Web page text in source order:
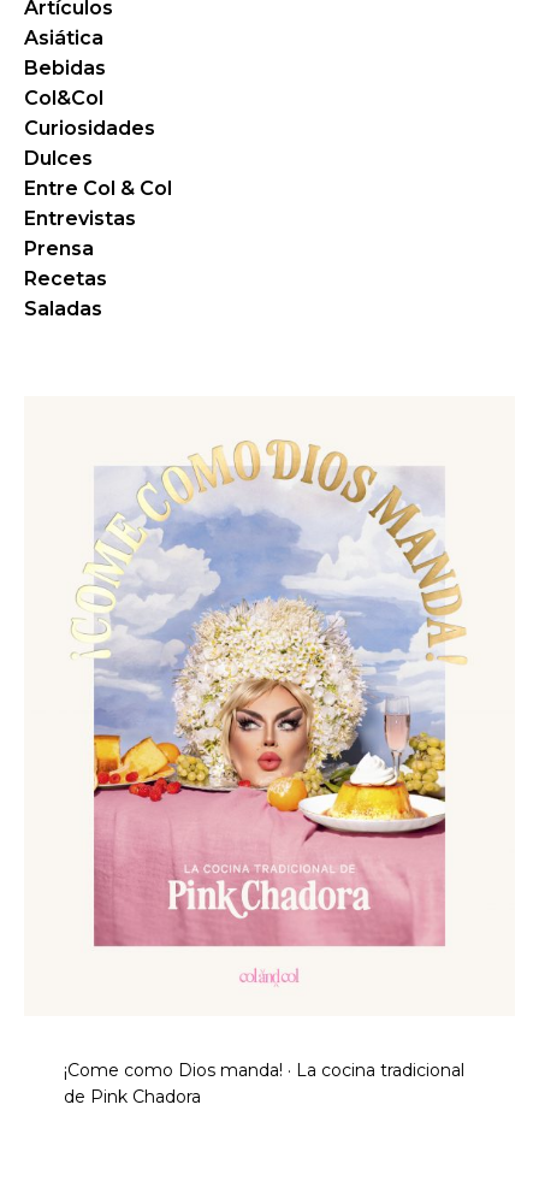
Artículos
Asiática
Bebidas
Col&Col
Curiosidades
Dulces
Entre Col & Col
Entrevistas
Prensa
Recetas
Saladas
¡Come como Dios manda! · La cocina tradicional
de Pink Chadora